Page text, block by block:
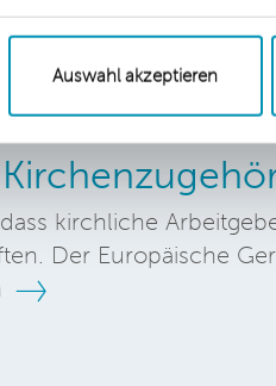
Auswahl akzeptieren
kirchliche
Der Europäische